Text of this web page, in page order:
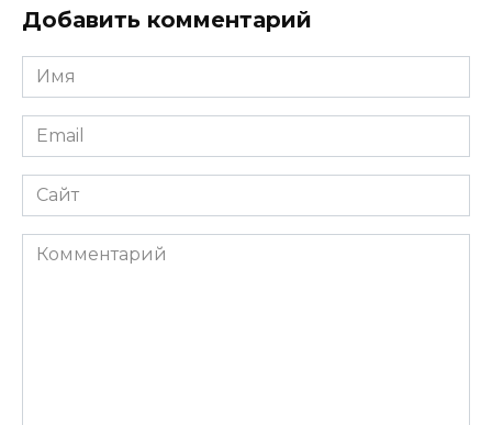
Добавить комментарий
Имя
*
Email
*
Сайт
Комментарий